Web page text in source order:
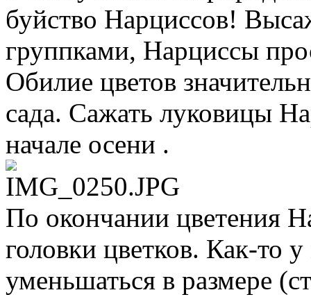
буйство Нарциссов!
группками, Нарциссы
Обилие цветов
сада. Сажать луковицы
начале осени .
По окончании цветения
головки цветков. Как-то
уменьшаться в размере